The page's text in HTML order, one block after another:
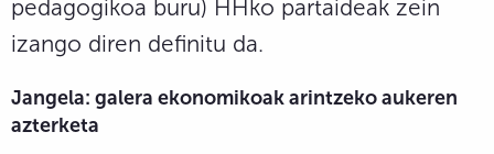
pedagogikoa buru) HHko partaideak zein
izango diren definitu da.
Jangela: galera ekonomikoak arintzeko aukeren
azterketa